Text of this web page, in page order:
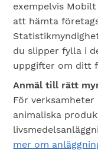
exempelvis
att hämta
du slipper fylla i
uppgifter om ditt
Anmäl till rätt
För
animaliska
mer om